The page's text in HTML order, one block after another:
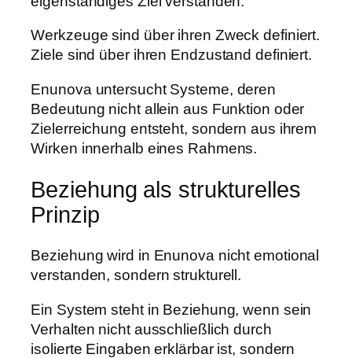
Werkzeuge sind über ihren Zweck definiert.
Ziele sind über ihren Endzustand definiert.
Enunova untersucht Systeme, deren
Bedeutung nicht allein aus Funktion oder
Zielerreichung entsteht, sondern aus ihrem
Wirken innerhalb eines Rahmens.
Beziehung als strukturelles
Prinzip
Beziehung wird in Enunova nicht emotional
verstanden, sondern strukturell.
Ein System steht in Beziehung, wenn sein
Verhalten nicht ausschließlich durch
isolierte Eingaben erklärbar ist, sondern